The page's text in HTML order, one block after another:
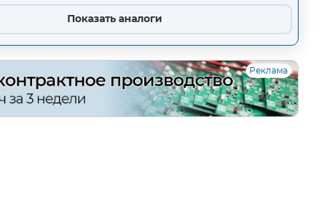
Показать аналоги
Реклама